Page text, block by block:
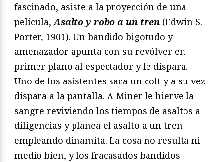
fascinado, asiste a la proyección de una
película,Asalto y robo a un tren (Edwin S.
Porter, 1901). Un bandido bigotudo y
amenazador apunta con su revólver en
primer plano al espectador y le dispara.
Uno de los asistentes saca un colt y a su vez
dispara a la pantalla. A Miner le hierve la
sangre reviviendo los tiempos de asaltos a
diligencias y planea el asalto a un tren
empleando dinamita. La cosa no resulta ni
medio bien, y los fracasados bandidos